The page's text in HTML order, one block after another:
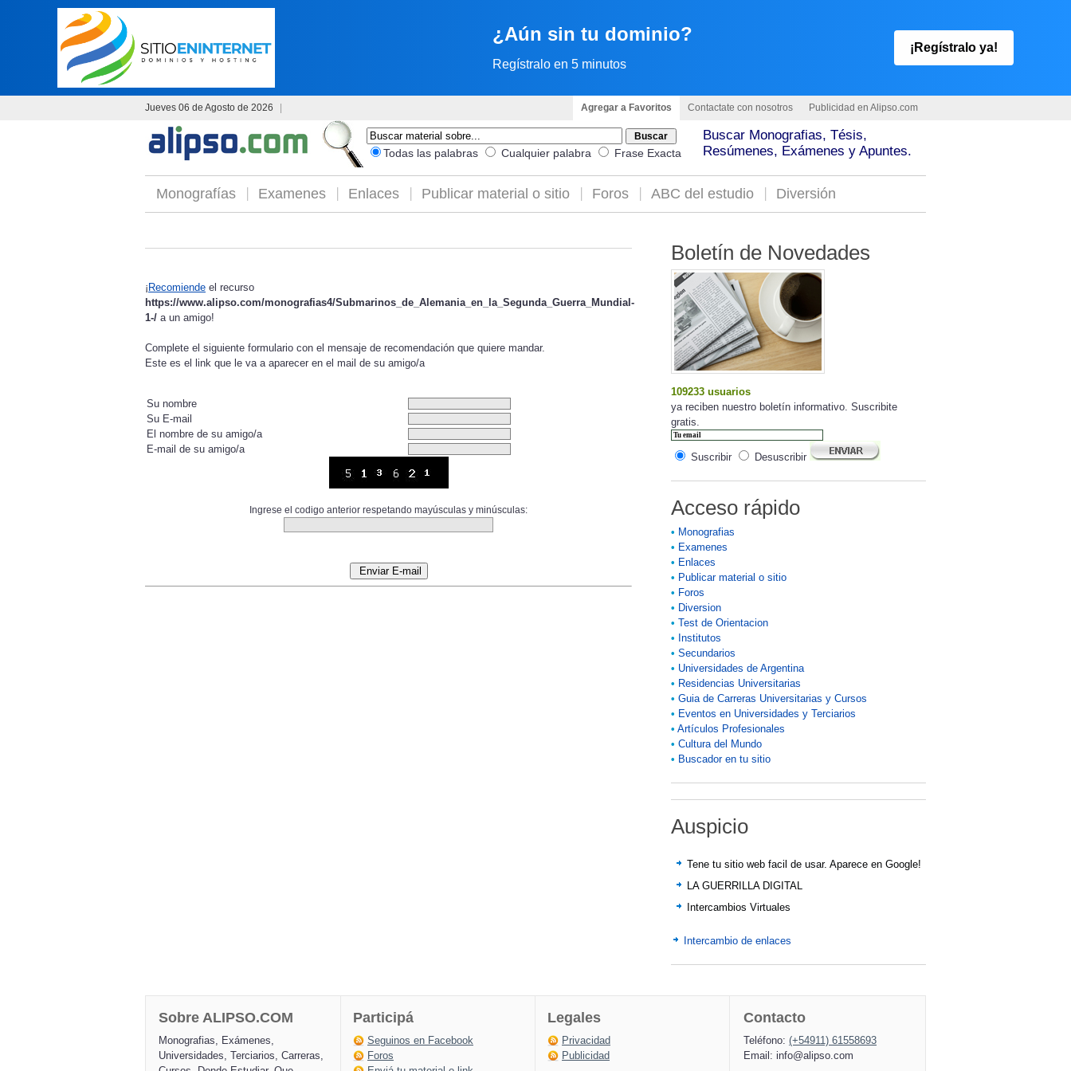
¿Aún sin tu dominio?
Regístralo en 5 minutos
¡Regístralo ya!
Jueves 06 de Agosto de 2026 Agregar a Favoritos Contactate con nosotros Publicidad en Alipso.com
Todas las palabras Cualquier palabra Frase Exacta
Buscar Monografias, Tésis,
Resúmenes, Exámenes y Apuntes.
Monografías Examenes Enlaces Publicar material o sitio Foros ABC del estudio Diversión
¡ Recomiende el recurso
https://www.alipso.com/monografias4/Submarinos_de_Alemania_en_la_Segunda_Guerra_Mundial-
1-/ a un amigo!
Complete el siguiente formulario con el mensaje de recomendación que quiere mandar.
Este es el link que le va a aparecer en el mail de su amigo/a
Su nombre
Su E-mail
El nombre de su amigo/a
E-mail de su amigo/a
Ingrese el codigo anterior respetando mayúsculas y minúsculas:
Boletín de Novedades
109233 usuarios
ya reciben nuestro boletín informativo. Suscribite
gratis.
Suscribir Desuscribir
Acceso rápido
• Monografias
• Examenes
• Enlaces
• Publicar material o sitio
• Foros
• Diversion
• Test de Orientacion
• Institutos
• Secundarios
• Universidades de Argentina
• Residencias Universitarias
• Guia de Carreras Universitarias y Cursos
• Eventos en Universidades y Terciarios
• Artículos Profesionales
• Cultura del Mundo
• Buscador en tu sitio
Auspicio
Tene tu sitio web facil de usar. Aparece en Google!
LA GUERRILLA DIGITAL
Intercambios Virtuales
Intercambio de enlaces
Sobre ALIPSO.COM
Monografias, Exámenes,
Universidades, Terciarios, Carreras,
Participá
Seguinos en Facebook
Foros
Legales
Privacidad
Publicidad
Contacto
Teléfono: (+54911) 61558693
Email: info@alipso.com